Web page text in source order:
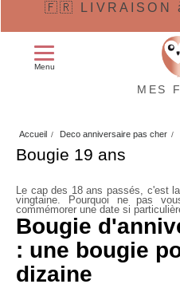
🇫🇷 LIVRAISON
Menu
MES
Accueil Deco anniversaire pas cher
Bougie 19 ans
Le cap des 18 ans passés, c'est
vingtaine. Pourquoi ne pas
commémorer une date si
Bougie
: une bougie
dizaine